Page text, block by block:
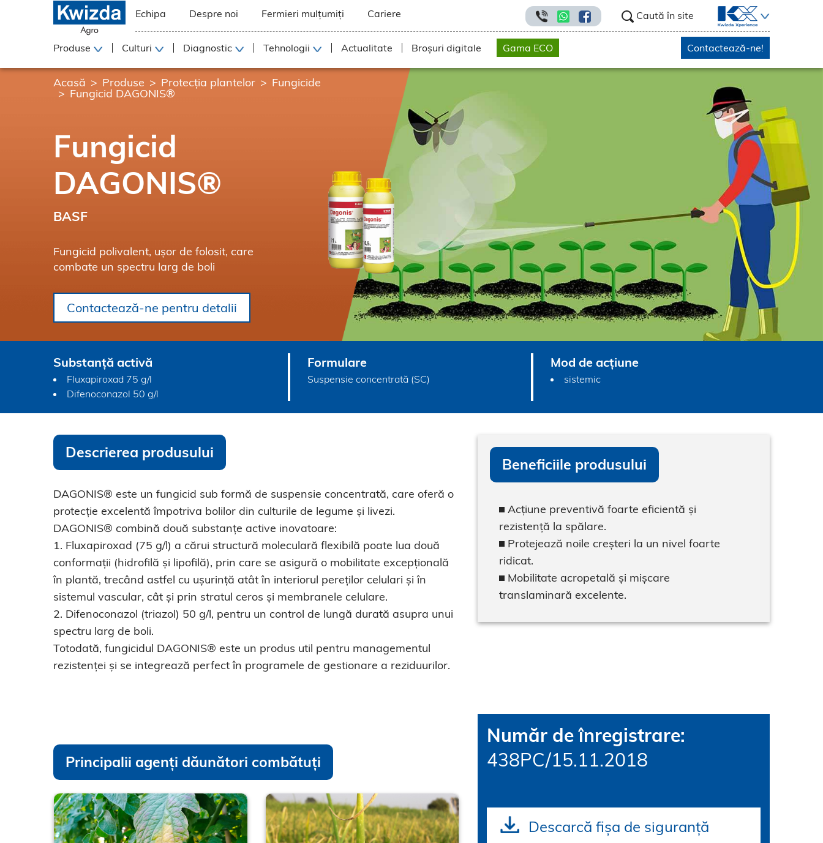
Echipa Despre noi Fermieri mulțumiți Cariere Caută în site
Produse Culturi Diagnostic Tehnologii Actualitate Broșuri digitale Gama ECO Contactează-ne!
Acasă Produse Protecția plantelor Fungicide
Fungicid DAGONIS®
Fungicid
DAGONIS®
BASF
Fungicid polivalent, ușor de folosit, care
combate un spectru larg de boli
Contactează-ne pentru detalii
Substanță activă
Fluxapiroxad 75 g/l
Difenoconazol 50 g/l
Formulare
Suspensie concentrată (SC)
Mod de acțiune
sistemic
Descrierea produsului
DAGONIS® este un fungicid sub formă de suspensie concentrată, care oferă o
protecție excelentă împotriva bolilor din culturile de legume și livezi.
DAGONIS® combină două substanțe active inovatoare:
1. Fluxapiroxad (75 g/l) a cărui structură moleculară flexibilă poate lua două
conformații (hidrofilă și lipofilă), prin care se asigură o mobilitate excepțională
în plantă, trecând astfel cu ușurință atât în interiorul pereților celulari și în
sistemul vascular, cât și prin stratul ceros și membranele celulare.
2. Difenoconazol (triazol) 50 g/l, pentru un control de lungă durată asupra unui
spectru larg de boli.
Totodată, fungicidul DAGONIS® este un produs util pentru managementul
rezistenței și se integrează perfect în programele de gestionare a reziduurilor.
Beneficiile produsului
Acțiune preventivă foarte eficientă și
rezistență la spălare.
Protejează noile creșteri la un nivel foarte
ridicat.
Mobilitate acropetală și mișcare
translaminară excelente.
Principalii agenți dăunători combătuți
Număr de înregistrare:
438PC/15.11.2018
Descarcă fișa de siguranță